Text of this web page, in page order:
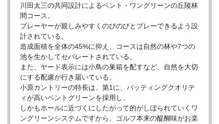
川田太三の共同設計によるベント・ワングリーンの丘陵林
間コース。
プレーヤーが親しみやすくのびのびとプレーできるよう設
計されている。
造成面積を全体の45%に抑え、コースは自然の林や7つの
池を生かしてセパレートされている。
また、ヤード表示には小鳥の巣箱を配すなど、自然を大切
にする配慮が行き届いている。
小原カントリーの特長は、第1に、パッティングクオリテ
ィが高いベントグリーンを採用し、
しかもホールに近づくにしたがって的がしぼられていくワ
ングリーンシステムですから、ゴルフ本来の醍醐味がお楽